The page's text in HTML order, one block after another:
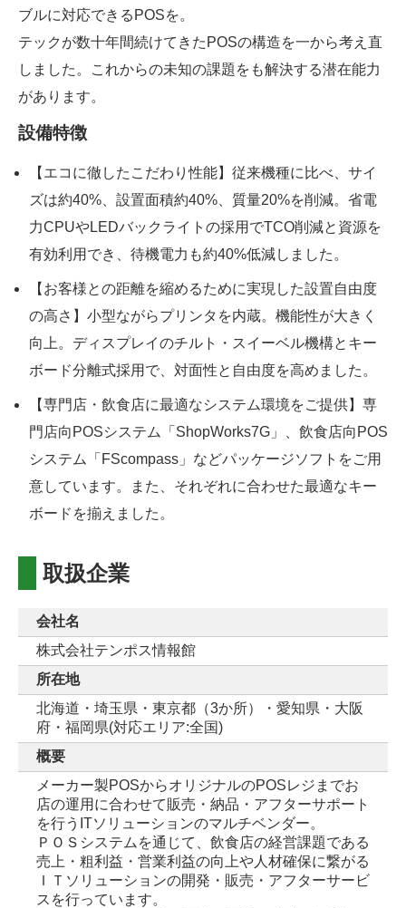
ブルに対応できるPOSを。
テックが数十年間続けてきたPOSの構造を一から考え直
しました。これからの未知の課題をも解決する潜在能力
があります。
設備特徴
【エコに徹したこだわり性能】従来機種に比べ、サイ
ズは約40%、設置面積約40%、質量20%を削減。省電
力CPUやLEDバックライトの採用でTCO削減と資源を
有効利用でき、待機電力も約40%低減しました。
【お客様との距離を縮めるために実現した設置自由度
の高さ】小型ながらプリンタを内蔵。機能性が大きく
向上。ディスプレイのチルト・スイーベル機構とキー
ボード分離式採用で、対面性と自由度を高めました。
【専門店・飲食店に最適なシステム環境をご提供】専
門店向POSシステム「ShopWorks7G」、飲食店向POS
システム「FScompass」などパッケージソフトをご用
意しています。また、それぞれに合わせた最適なキー
ボードを揃えました。
取扱企業
会社名
株式会社テンポス情報館
所在地
北海道・埼玉県・東京都（3か所）・愛知県・大阪
府・福岡県(対応エリア:全国)
概要
メーカー製POSからオリジナルのPOSレジまでお
店の運用に合わせて販売・納品・アフターサポート
を行うITソリューションのマルチベンダー。
ＰＯＳシステムを通じて、飲食店の経営課題である
売上・粗利益・営業利益の向上や人材確保に繋がる
ＩＴソリューションの開発・販売・アフターサービ
スを行っています。